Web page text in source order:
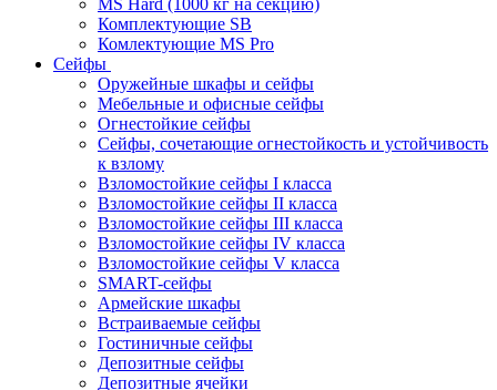
MS Hard (1000 кг на секцию)
Комплектующие SB
Комлектующие MS Pro
Сейфы
Оружейные шкафы и сейфы
Мебельные и офисные сейфы
Огнестойкие сейфы
Сейфы, сочетающие огнестойкость и устойчивость
к взлому
Взломостойкие сейфы I класса
Взломостойкие сейфы II класса
Взломостойкие сейфы III класса
Взломостойкие сейфы IV класса
Взломостойкие сейфы V класса
SMART-сейфы
Армейские шкафы
Встраиваемые сейфы
Гостиничные сейфы
Депозитные сейфы
Депозитные ячейки